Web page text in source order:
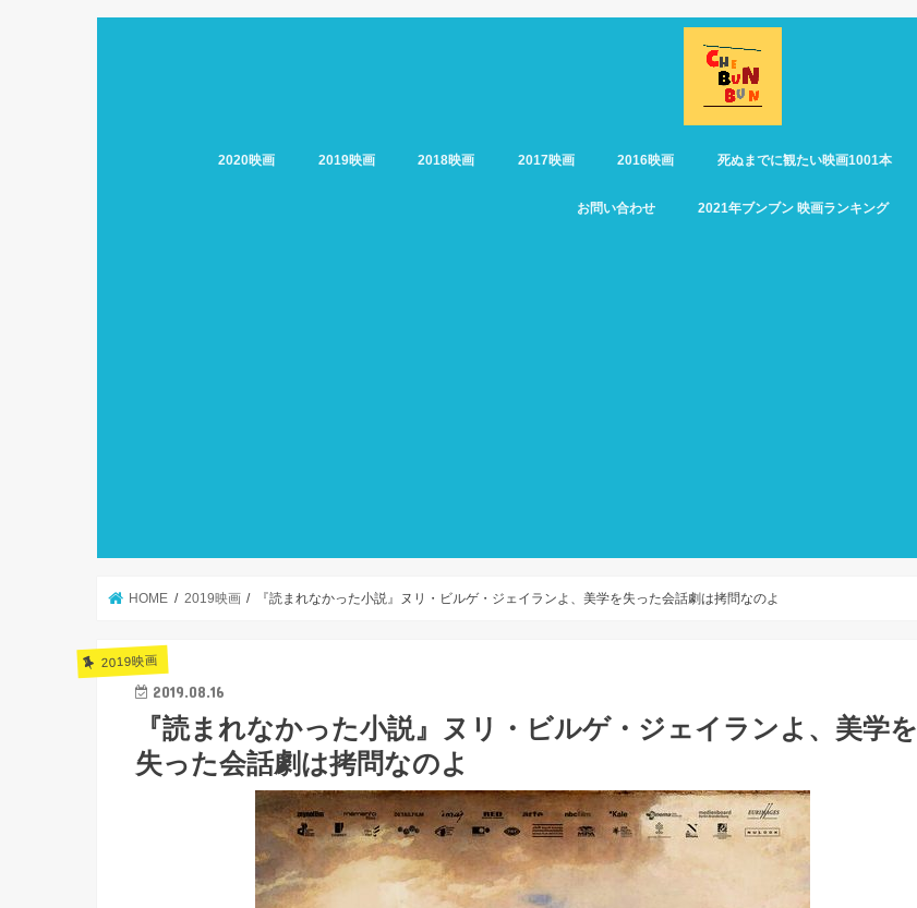
2020映画 2019映画 2018映画 2017映画 2016映画 死ぬまでに観たい映画1001本
お問い合わせ 2021年ブンブン 映画ランキング
HOME 2019映画 『読まれなかった小説』ヌリ・ビルゲ・ジェイランよ、美学を失った会話劇は拷問なのよ
2019映画
2019.08.16
『読まれなかった小説』ヌリ・ビルゲ・ジェイランよ、美学を
失った会話劇は拷問なのよ